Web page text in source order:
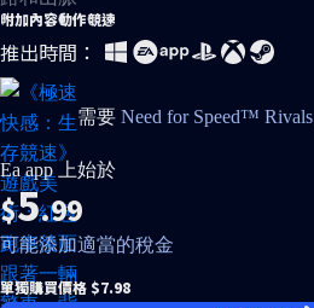
附加內容動作競速
推出時間：
需要 Need for Speed™ Rivals
Ea app 上始於
$5.99
可能添加適當的稅金
單獨購買價格 $7.98